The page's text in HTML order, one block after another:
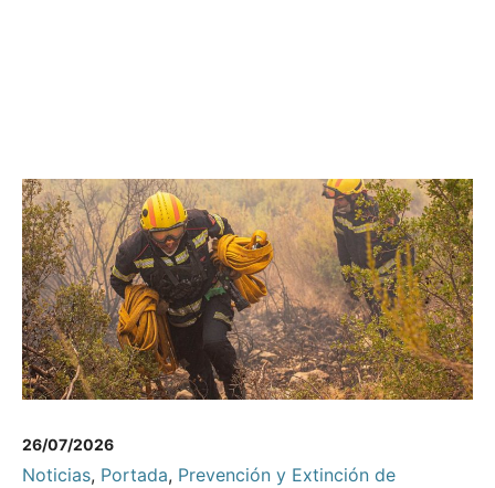
26/07/2026
Noticias, Portada, Prevención y Extinción de